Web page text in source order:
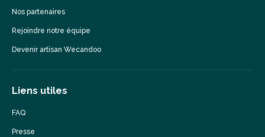
Nos partenaires
Rejoindre notre équipe
Devenir artisan Wecandoo
Liens utiles
FAQ
Presse